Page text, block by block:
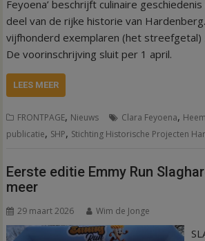
Feyoena’ beschrijft culinaire
deel van de rijke historie van
vijfhonderd exemplaren (het
De voorinschrijving sluit per 1 april.
LEES MEER
FRONTPAGE, Nieuws Clara Feyoena,
publicatie, SHP, Stichting Historische Projecten
Eerste editie Emmy Run
meer
29 maart 2026 Wim de Jonge